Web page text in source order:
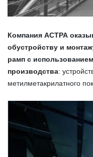
Компания АСТРА
обустройству и
рамп с
производства:
метилметакрилатного